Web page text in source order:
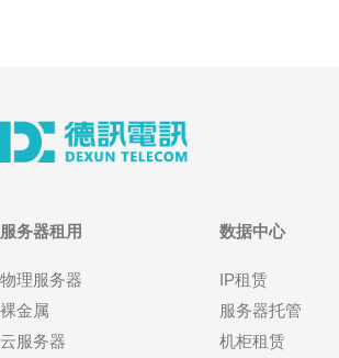
服务器租用
物理服务器
裸金属
云服务器
数据中心
IP租赁
服务器托管
机柜租赁